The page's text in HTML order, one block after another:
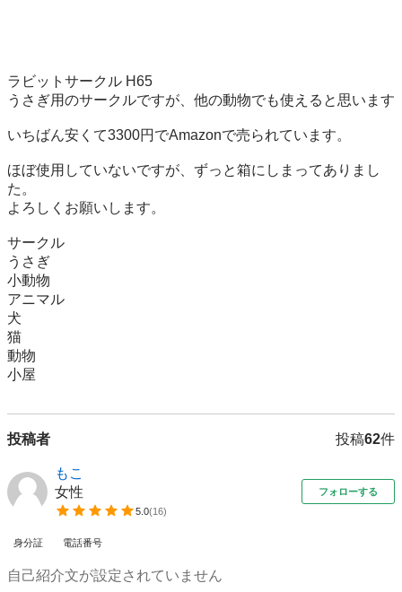
ラビットサークル H65
うさぎ用のサークルですが、他の動物でも使えると思います
いちばん安くて3300円でAmazonで売られています。
ほぼ使用していないですが、ずっと箱にしまってありまし
た。
よろしくお願いします。
サークル
うさぎ
小動物
アニマル
犬
猫
動物
小屋
投稿者 投稿62件
もこ
女性
5.0(16)
フォローする
身分証 電話番号
自己紹介文が設定されていません